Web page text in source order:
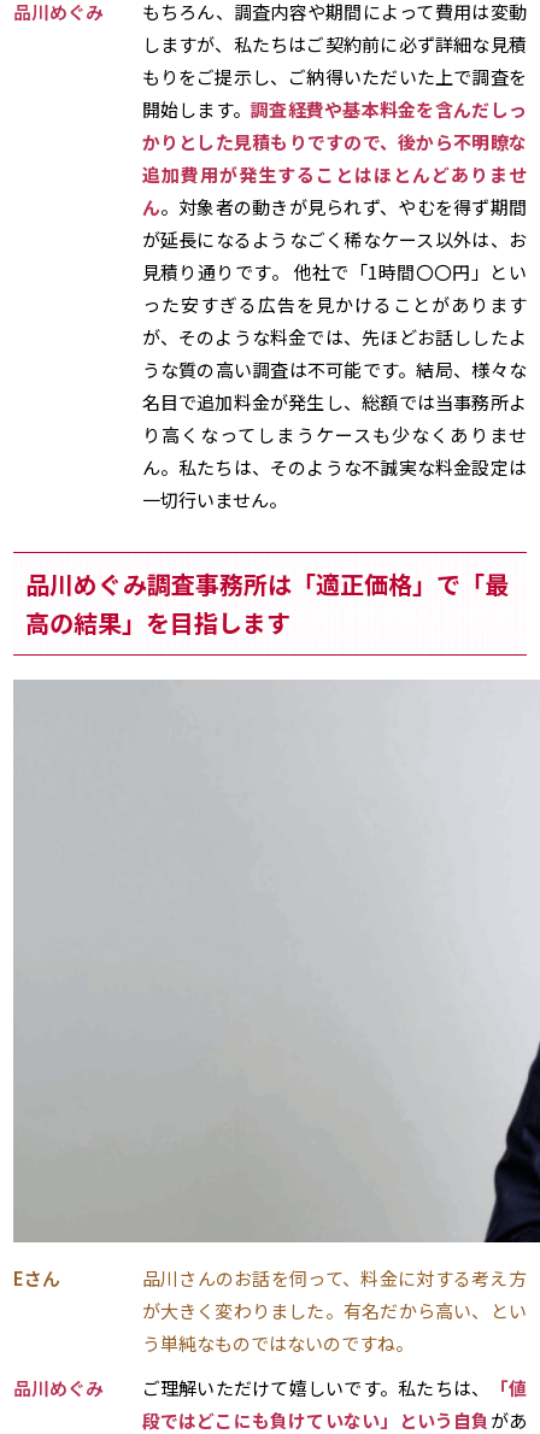
品川めぐみ
もちろん、調査内容や期間によって費用は変動
しますが、私たちはご契約前に必ず詳細な見積
もりをご提示し、ご納得いただいた上で調査を
開始します。調査経費や基本料金を含んだしっ
かりとした見積もりですので、後から不明瞭な
追加費用が発生することはほとんどありませ
ん。対象者の動きが見られず、やむを得ず期間
が延長になるようなごく稀なケース以外は、お
見積り通りです。 他社で「1時間〇〇円」とい
った安すぎる広告を見かけることがあります
が、そのような料金では、先ほどお話ししたよ
うな質の高い調査は不可能です。結局、様々な
名目で追加料金が発生し、総額では当事務所よ
り高くなってしまうケースも少なくありませ
ん。私たちは、そのような不誠実な料金設定は
一切行いません。
品川めぐみ調査事務所は「適正価格」で「最
高の結果」を目指します
Eさん
品川さんのお話を伺って、料金に対する考え方
が大きく変わりました。有名だから高い、とい
う単純なものではないのですね。
品川めぐみ
ご理解いただけて嬉しいです。私たちは、
「値
段ではどこにも負けていない」という自負 があ